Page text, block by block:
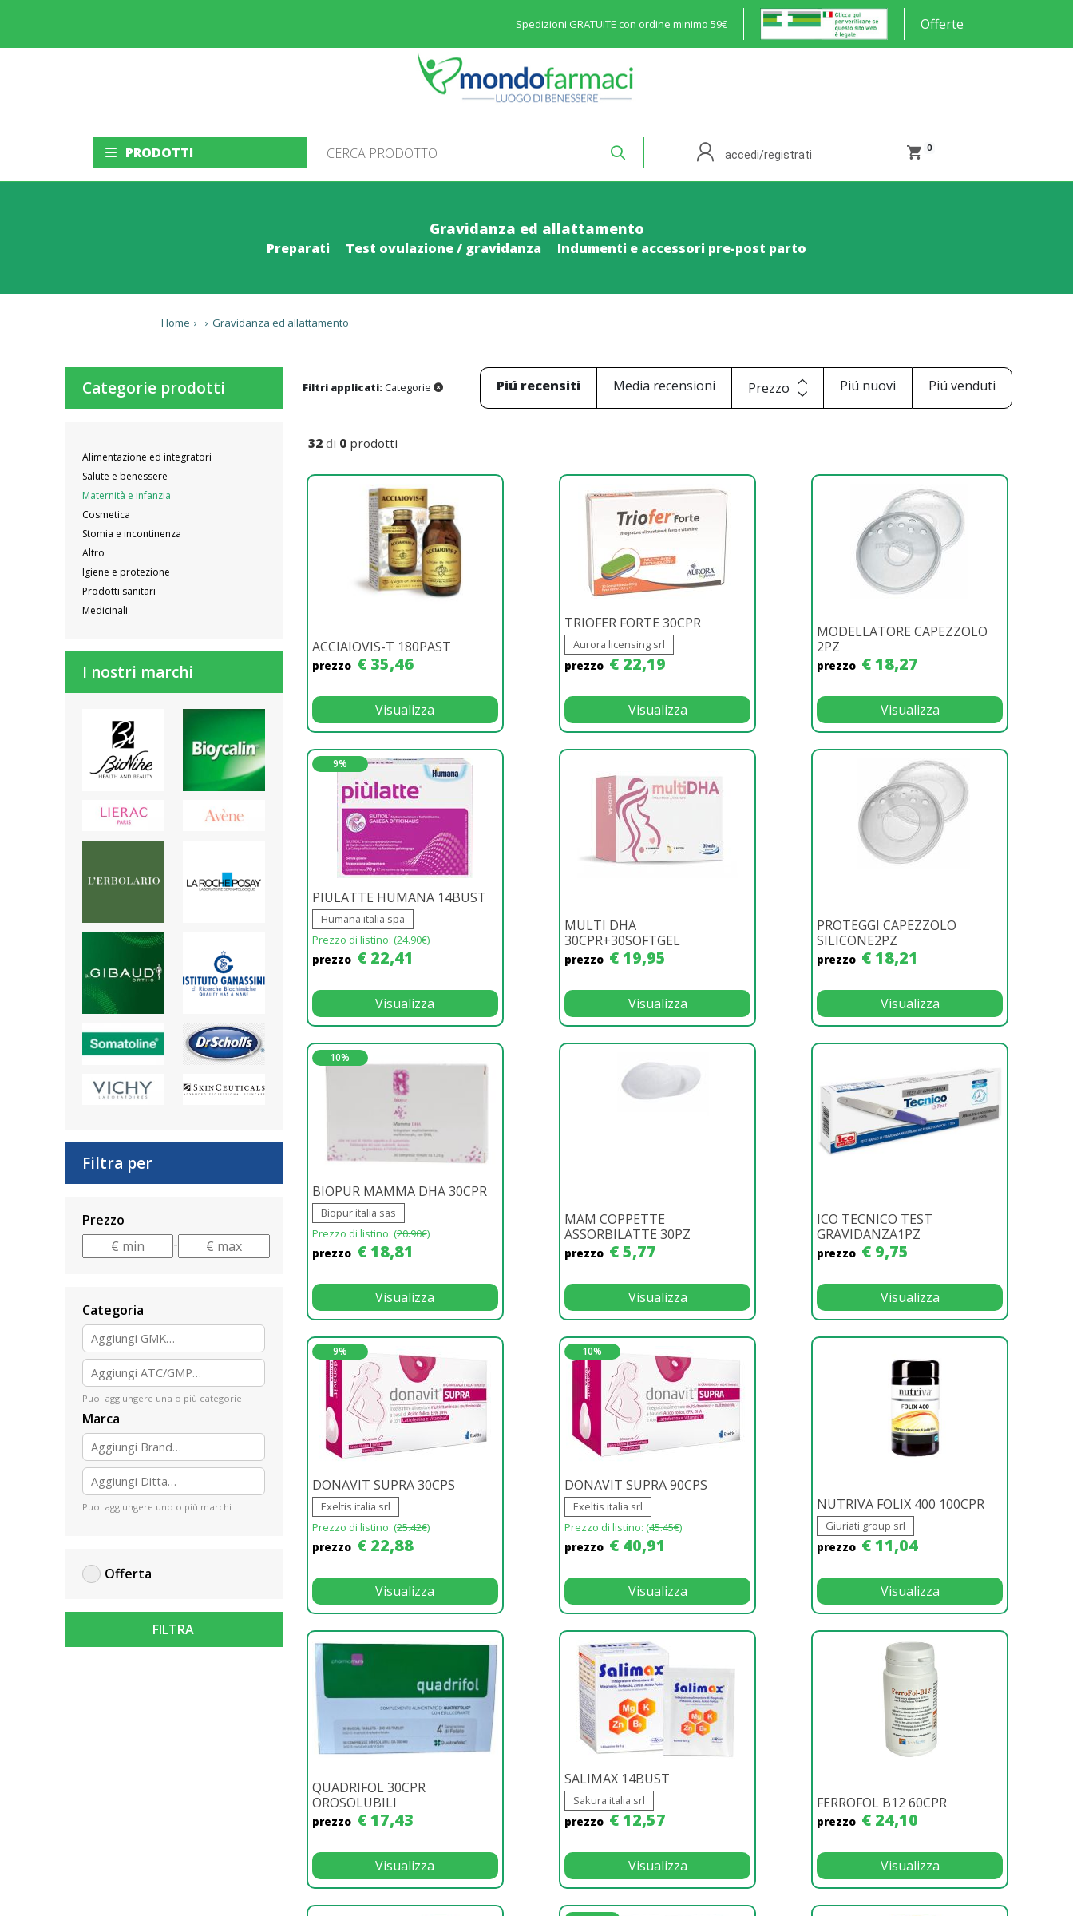
Spedizioni GRATUITE con ordine minimo 59€ Offerte
PRODOTTI accedi/registrati
0
Gravidanza ed allattamento
Preparati Test ovulazione / gravidanza Indumenti e accessori pre-post parto
Home › › Gravidanza ed allattamento
Categorie prodotti
Alimentazione ed integratori
Salute e benessere
Maternità e infanzia
Cosmetica
Stomia e incontinenza
Altro
Igiene e protezione
Prodotti sanitari
Medicinali
I nostri marchi
Filtra per
Prezzo
-
Categoria
Puoi aggiungere una o più categorie
Marca
Puoi aggiungere uno o più marchi
Offerta
FILTRA
Filtri applicati:Categorie Piú recensiti Media recensioni Prezzo Piú nuovi Piú venduti
32 di 0prodotti
ACCIAIOVIS-T 180PAST
prezzo € 35,46
Visualizza
TRIOFER FORTE 30CPR
Aurora licensing srl
prezzo € 22,19
Visualizza
MODELLATORE CAPEZZOLO
2PZ
prezzo € 18,27
Visualizza
9%
PIULATTE HUMANA 14BUST
Humana italia spa
Prezzo di listino: (24.90€)
prezzo € 22,41
Visualizza
MULTI DHA
30CPR+30SOFTGEL
prezzo € 19,95
Visualizza
PROTEGGI CAPEZZOLO
SILICONE2PZ
prezzo € 18,21
Visualizza
10%
BIOPUR MAMMA DHA 30CPR
Biopur italia sas
Prezzo di listino: (20.90€)
prezzo € 18,81
Visualizza
MAM COPPETTE
ASSORBILATTE 30PZ
prezzo € 5,77
Visualizza
ICO TECNICO TEST
GRAVIDANZA1PZ
prezzo € 9,75
Visualizza
9%
DONAVIT SUPRA 30CPS
Exeltis italia srl
Prezzo di listino: (25.42€)
prezzo € 22,88
Visualizza
10%
DONAVIT SUPRA 90CPS
Exeltis italia srl
Prezzo di listino: (45.45€)
prezzo € 40,91
Visualizza
NUTRIVA FOLIX 400 100CPR
Giuriati group srl
prezzo € 11,04
Visualizza
QUADRIFOL 30CPR
OROSOLUBILI
prezzo € 17,43
Visualizza
SALIMAX 14BUST
Sakura italia srl
prezzo € 12,57
Visualizza
FERROFOL B12 60CPR
prezzo € 24,10
Visualizza